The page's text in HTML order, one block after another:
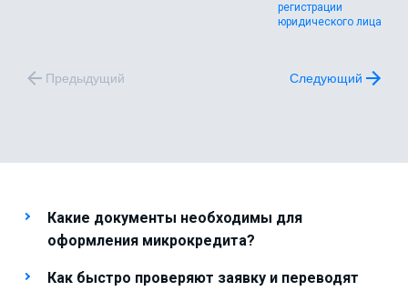
регистрации
юридического лица
Предыдущий Следующий
Какие документы необходимы для
оформления микрокредита?
Как быстро проверяют заявку и переводят